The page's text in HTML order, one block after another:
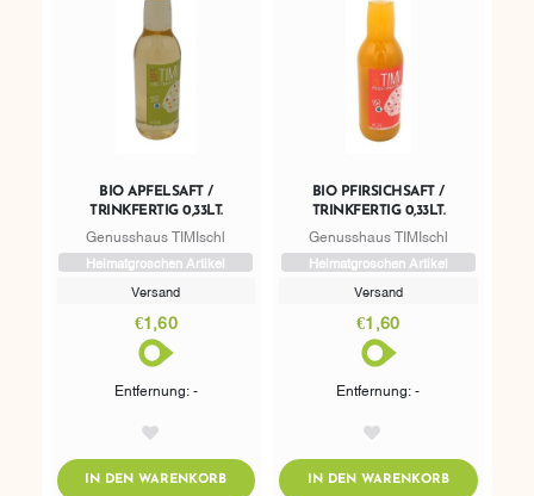
BIO APFELSAFT /
TRINKFERTIG 0,33LT.
Genusshaus TIMIschl
Heimatgroschen Artikel
Versand
€1,60
Entfernung: -
IN DEN WARENKORBADDTOCART
BIO PFIRSICHSAFT /
TRINKFERTIG 0,33LT.
Genusshaus TIMIschl
Heimatgroschen Artikel
Versand
€1,60
Entfernung: -
IN DEN WARENKORBADDTOCART